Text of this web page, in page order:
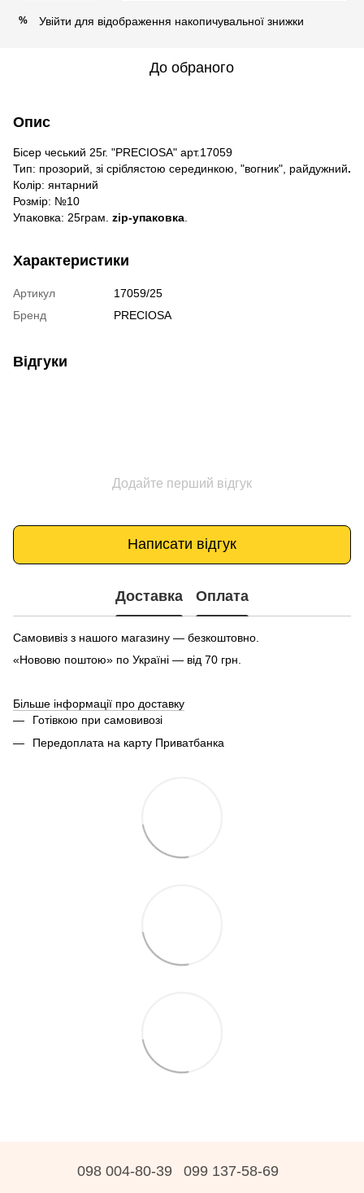
% Увійти для відображення накопичувальної знижки
До обраного
Опис
Бісер чеський 25г. "PRECIOSA" арт.17059
Тип: прозорий, зі сріблястою серединкою, "вогник", райдужний.
Колір: янтарний
Розмір: №10
Упаковка: 25грам. zip-упаковка
Характеристики
Артикул
17059/25
Бренд
PRECIOSA
Відгуки
Додайте перший відгук
Написати відгук
Доставка Оплата
Самовивіз з нашого магазину — безкоштовно.
«Нововю поштою» по Україні — від 70 грн.
Більше інформації про доставку
Готівкою при самовивозі
Передоплата на карту Приватбанка
098 004-80-39 099 137-58-69